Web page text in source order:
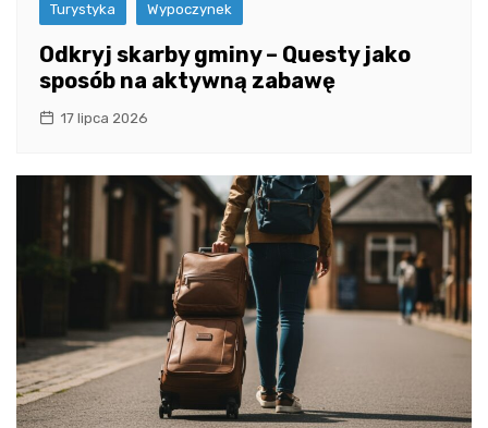
Turystyka Wypoczynek
Odkryj skarby gminy – Questy jako
sposób na aktywną zabawę
17 lipca 2026